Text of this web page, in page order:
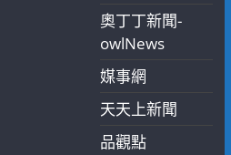
奧丁丁新聞-
owlNews
媒事網
天天上新聞
品觀點